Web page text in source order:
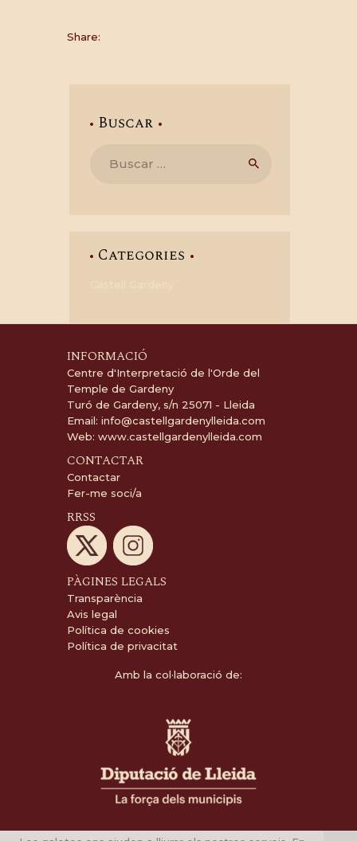
Share:
Buscar
Categories
INFORMACIÓ
Centre d'Interpretació de l'Orde del
Temple de Gardeny
Turó de Gardeny, s/n 25071 - Lleida
Email: info@castellgardenylleida.com
Web: www.castellgardenylleida.com
CONTACTAR
Contactar
Fer-me soci/a
RRSS
PÀGINES LEGALS
Transparència
Avis legal
Política de cookies
Política de privacitat
Amb la col·laboració de: